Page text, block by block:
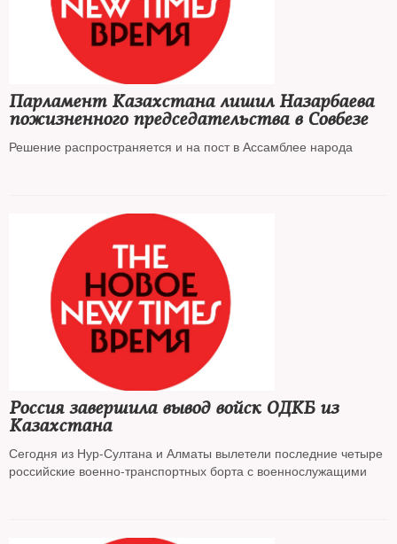
Парламент Казахстана лишил Назарбаева
пожизненного председательства в Совбезе
Решение распространяется и на пост в Ассамблее народа
Россия завершила вывод войск ОДКБ из
Казахстана
Сегодня из Нур-Султана и Алматы вылетели последние четыре
российские военно-транспортных борта с военнослужащими